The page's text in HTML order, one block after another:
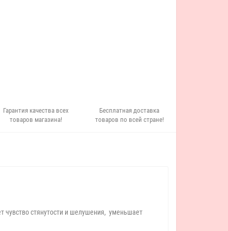
Гарантия качества всех
товаров магазина!
Бесплатная доставка
товаров по всей стране!
чувство стянутости и шелушения, уменьшает